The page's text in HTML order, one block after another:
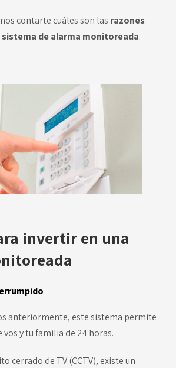
contarte cuáles son las razones
de alarma monitoreada.
invertir en una
anteriormente, este sistema permite
y tu familia de 24 horas.
cerrado de TV (CCTV), existe un